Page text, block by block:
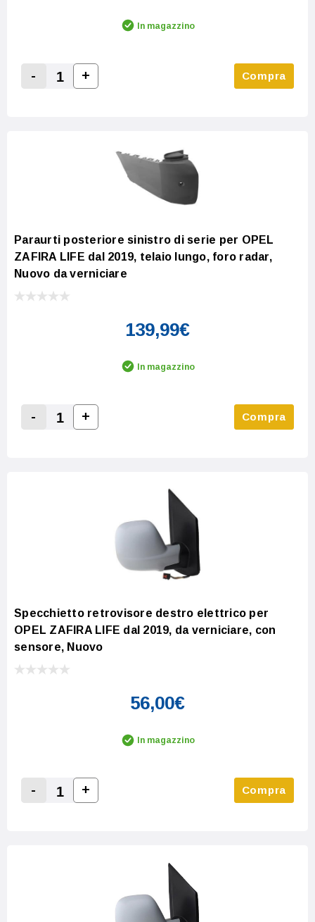
In magazzino
Decrease Quantity:
-
Increase Quantity:
+ Compra
Paraurti posteriore sinistro di serie per OPEL
ZAFIRA LIFE dal 2019, telaio lungo, foro radar,
Nuovo da verniciare
139,99€
In magazzino
Decrease Quantity:
-
Increase Quantity:
+ Compra
Specchietto retrovisore destro elettrico per
OPEL ZAFIRA LIFE dal 2019, da verniciare, con
sensore, Nuovo
56,00€
In magazzino
Decrease Quantity:
-
Increase Quantity:
+ Compra